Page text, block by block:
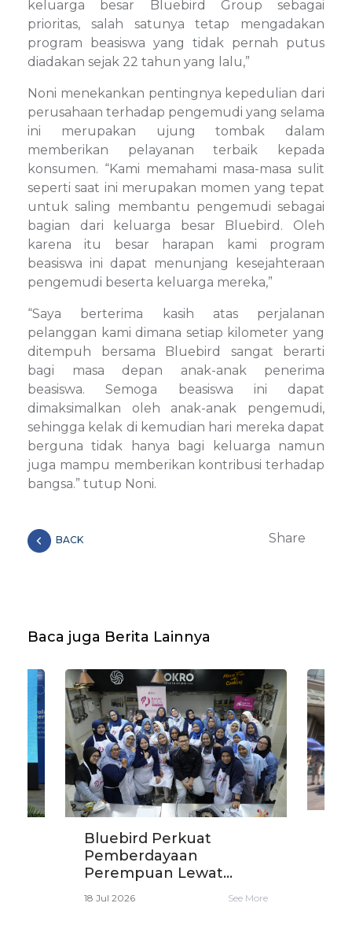
keluarga besar Bluebird Group sebagai
prioritas, salah satunya tetap mengadakan
program beasiswa yang tidak pernah putus
diadakan sejak 22 tahun yang lalu,”
Noni menekankan pentingnya kepedulian dari
perusahaan terhadap pengemudi yang selama
ini merupakan ujung tombak dalam
memberikan pelayanan terbaik kepada
konsumen. “Kami memahami masa-masa sulit
seperti saat ini merupakan momen yang tepat
untuk saling membantu pengemudi sebagai
bagian dari keluarga besar Bluebird. Oleh
karena itu besar harapan kami program
beasiswa ini dapat menunjang kesejahteraan
pengemudi beserta keluarga mereka,”
“Saya berterima kasih atas perjalanan
pelanggan kami dimana setiap kilometer yang
ditempuh bersama Bluebird sangat berarti
bagi masa depan anak-anak penerima
beasiswa. Semoga beasiswa ini dapat
dimaksimalkan oleh anak-anak pengemudi,
sehingga kelak di kemudian hari mereka dapat
berguna tidak hanya bagi keluarga namun
juga mampu memberikan kontribusi terhadap
bangsa.” tutup Noni.
BACK Share
Baca juga Berita Lainnya
Bluebird Perkuat
Pemberdayaan
Perempuan Lewat...
18 Jul 2026 See More